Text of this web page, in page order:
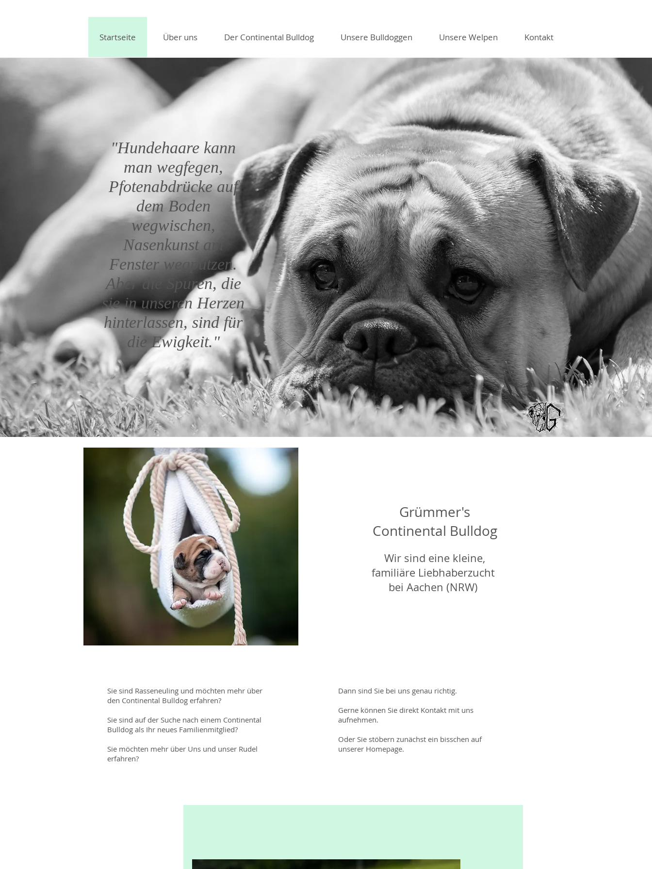
Startseite Über uns Der Continental Bulldog Unsere Bulldoggen Unsere Welpen Kontakt
"Hundehaare kann
man wegfegen,
Pfotenabdrücke auf
dem Boden
wegwischen,
Nasenkunst am
Fenster wegputzen.
Aber die Spuren, die
sie in unseren Herzen
hinterlassen, sind für
die Ewigkeit."
Grümmer's
Continental Bulldog
Wir sind eine kleine,
familiäre Liebhaberzucht
bei Aachen (NRW)
Sie sind Rasseneuling und möchten mehr über
den Continental Bulldog erfahren?
Sie sind auf der Suche nach einem Continental
Bulldog als Ihr neues Familienmitglied?
Sie möchten mehr über Uns und unser Rudel
erfahren?
Dann sind Sie bei uns genau richtig.
Gerne können Sie direkt Kontakt mit uns
aufnehmen.
Oder Sie stöbern zunächst ein bisschen auf
unserer Homepage.